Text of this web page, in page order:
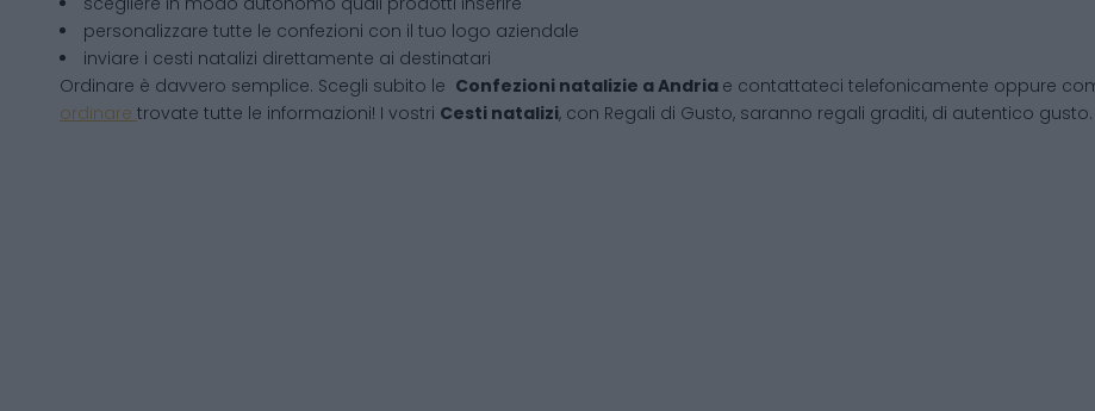
personalizzare tutte le confezioni con il tuo logo aziendale
inviare i cesti natalizi direttamente ai destinatari
Ordinare è davvero semplice. Scegli subito le Confezioni natalizie aAndria e contattateci telefonicamente oppure
ordinare trovate tutte le informazioni! I vostri Cesti natalizi, con Regali di Gusto, saranno regali graditi, di autentico